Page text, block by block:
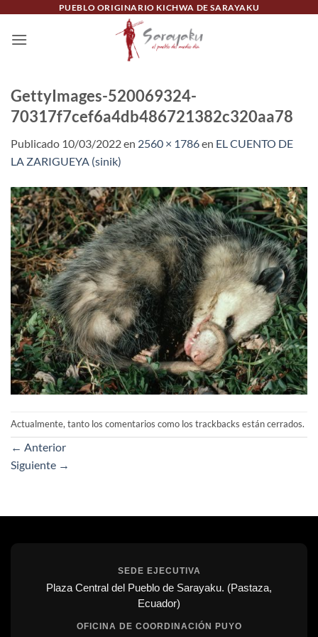
contenido
PUEBLO ORIGINARIO KICHWA DE SARAYAKU
GettyImages-520069324-
70317f7cef6a4db486721382c320aa78
Publicado 10/03/2022en 2560 × 1786en EL CUENTO DE
LA ZARIGUEYA (sinik)
Actualmente, tanto los comentarios como los trackbacks están cerrados.
← Anterior
Siguiente →
SEDE EJECUTIVA
Plaza Central del Pueblo de Sarayaku. (Pastaza,
Ecuador)
OFICINA DE COORDINACIÓN PUYO